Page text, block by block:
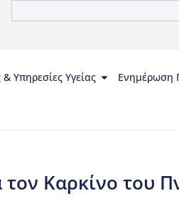
& Υπηρεσίες Υγείας Ενημέρωση
Καρκίνο του